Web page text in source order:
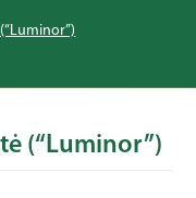
(“Luminor”)